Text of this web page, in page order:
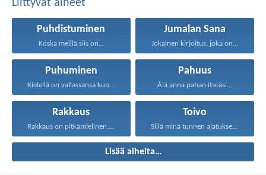
Liittyvät aiheet
Puhdistuminen
Koska meillä siis on...
Jumalan Sana
Jokainen kirjoitus, joka on...
Puhuminen
Kielellä on vallassansa kuolema...
Pahuus
Älä anna pahan itseäsi...
Rakkaus
Rakkaus on pitkämielinen, rakkaus...
Toivo
Sillä minä tunnen ajatukseni...
Lisää aiheita…